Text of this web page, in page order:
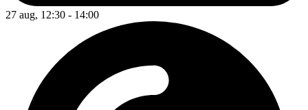
27 aug, 12:30 - 14:00